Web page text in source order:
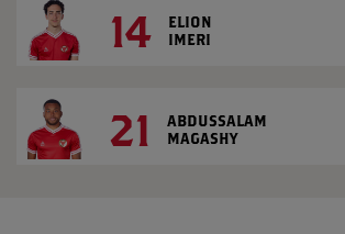
14
ELION
IMERI
21
ABDUSSALAM
MAGASHY